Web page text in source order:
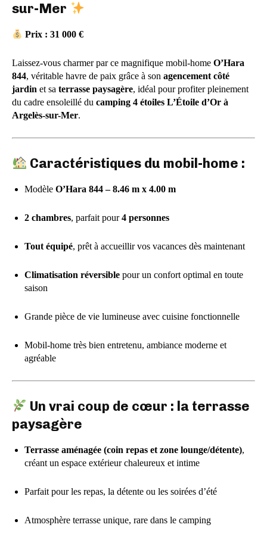
sur-Mer
Prix : 31 000 €
Laissez-vous charmer par ce magnifique mobil-home O’Hara
844, véritable havre de paix grâce à son agencement côté
jardin et sa terrasse paysagère, idéal pour profiter pleinement
du cadre ensoleillé du camping 4 étoiles L’Étoile d’Or à
Argelès-sur-Mer.
Caractéristiques du mobil-home :
Modèle O’Hara 844 – 8.46 m x 4.00 m
2 chambres, parfait pour4 personnes
Tout équipé, prêt à accueillir vos vacances dès maintenant
Climatisation réversible pour un confort optimal en toute
saison
Grande pièce de vie lumineuse avec cuisine fonctionnelle
Mobil-home très bien entretenu, ambiance moderne et
agréable
Un vrai coup de cœur : la terrasse
paysagère
Terrasse aménagée (coin repas et zone lounge/détente),
créant un espace extérieur chaleureux et intime
Parfait pour les repas, la détente ou les soirées d’été
Atmosphère terrasse unique, rare dans le camping